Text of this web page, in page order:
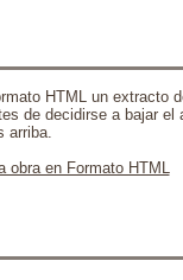
HTML un extracto
de decidirse a bajar el
arriba.
obra en Formato HTML